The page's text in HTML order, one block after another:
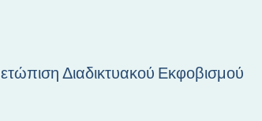
Διαδικτυακού Εκφοβισμού